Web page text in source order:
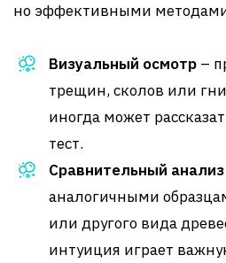
но эффективными
Визуальный осмотр –
трещин, сколов или
иногда может
тест.
Сравнительный анализ
аналогичными
или другого вида
интуиция играет